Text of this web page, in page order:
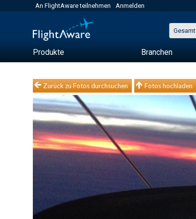
An FlightAware teilnehmen Anmelden
Gesamt
Produkte Branchen
Zurück zu Fotos durchsuchen Fotos hochladen